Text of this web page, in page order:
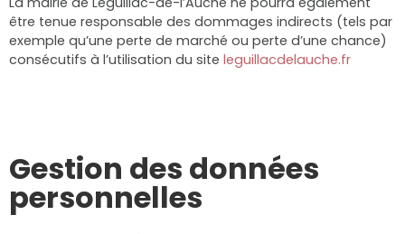
être tenue responsable des dommages indirects (tels par
exemple qu’une perte de marché ou perte d’une chance)
consécutifs à l’utilisation du site leguillacdelauche.fr
Gestion des données
personnelles